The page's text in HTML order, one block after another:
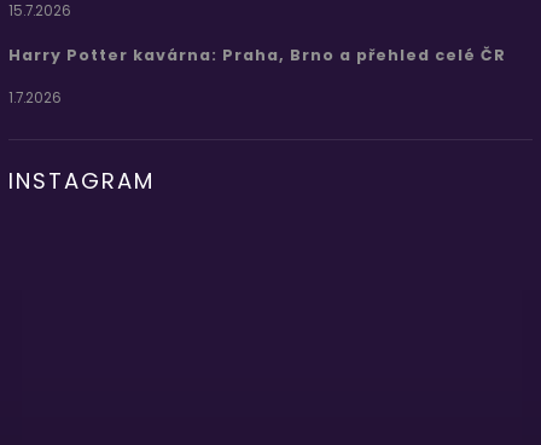
15.7.2026
Harry Potter kavárna: Praha, Brno a přehled celé ČR
1.7.2026
INSTAGRAM